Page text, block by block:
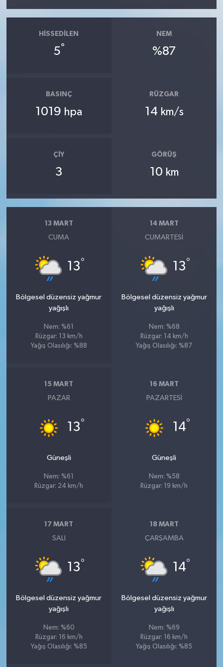
HISSEDILEN
5°
NEM
%87
BASINÇ
1019 hpa
RÜZGAR
14 km/s
ÇIY
3
GÖRÜŞ
10 km
13 MART
CUMA
13°
Bölgesel düzensiz yağmur
yağışlı
Nem: %61
Rüzgar: 13 km/h
Yağış Olasılığı: %88
14 MART
CUMARTESI
13°
Bölgesel düzensiz yağmur
yağışlı
Nem: %68
Rüzgar: 14 km/h
Yağış Olasılığı: %87
15 MART
PAZAR
13°
Güneşli
Nem: %61
Rüzgar: 24 km/h
16 MART
PAZARTESI
14°
Güneşli
Nem: %58
Rüzgar: 19 km/h
17 MART
SALI
13°
Bölgesel düzensiz yağmur
yağışlı
Nem: %60
Rüzgar: 16 km/h
Yağış Olasılığı: %85
18 MART
ÇARŞAMBA
14°
Bölgesel düzensiz yağmur
yağışlı
Nem: %69
Rüzgar: 16 km/h
Yağış Olasılığı: %85